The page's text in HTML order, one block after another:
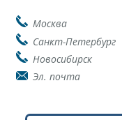
Москва
Санкт-Петербург
Новосибирск
Эл. почта